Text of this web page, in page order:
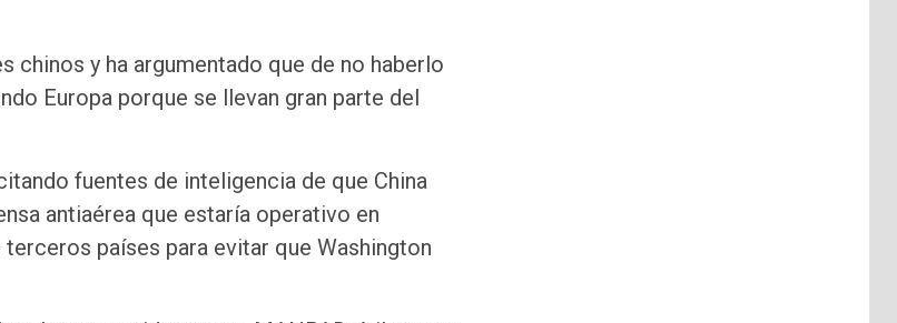
y ha argumentado que de no haberlo
Europa porque se llevan gran parte del
fuentes de inteligencia de que China
antiaérea que estaría operativo en
países para evitar que Washington